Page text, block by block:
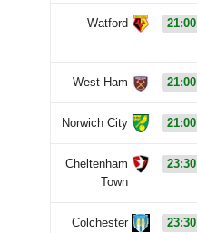
Watford 21:00
West Ham 21:00
Norwich City 21:00
Cheltenham
Town
23:30
Colchester
23:30